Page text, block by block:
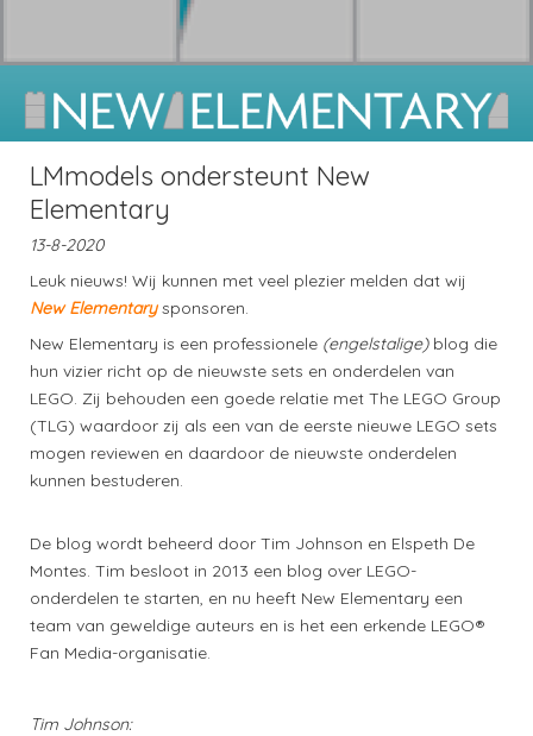
LMmodels ondersteunt New
Elementary
13-8-2020
Leuk nieuws! Wij kunnen met veel plezier melden dat wij
New Elementarysponsoren.
New Elementary is een professionele (engelstalige)blog die
hun vizier richt op de nieuwste sets en onderdelen van
LEGO. Zij behouden een goede relatie met The LEGO Group
(TLG) waardoor zij als een van de eerste nieuwe LEGO sets
mogen reviewen en daardoor de nieuwste onderdelen
kunnen bestuderen.
De blog wordt beheerd door Tim Johnson en Elspeth De
Montes. Tim besloot in 2013 een blog over LEGO-
onderdelen te starten, en nu heeft New Elementary een
team van geweldige auteurs en is het een erkende LEGO®
Fan Media-organisatie.
Tim Johnson: